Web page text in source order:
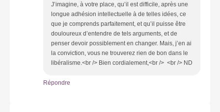
J’imagine, à votre place, qu’il est difficile, après une
longue adhésion intellectuelle à de telles idées, ce
que je comprends parfaitement, et qu’il puisse être
douloureux d’entendre de tels arguments, et de
penser devoir possiblement en changer. Mais, j’en ai
la conviction, vous ne trouverez rien de bon dans le
libéralisme.<br /> Bien cordialement,<br /> <br /> ND
Répondre